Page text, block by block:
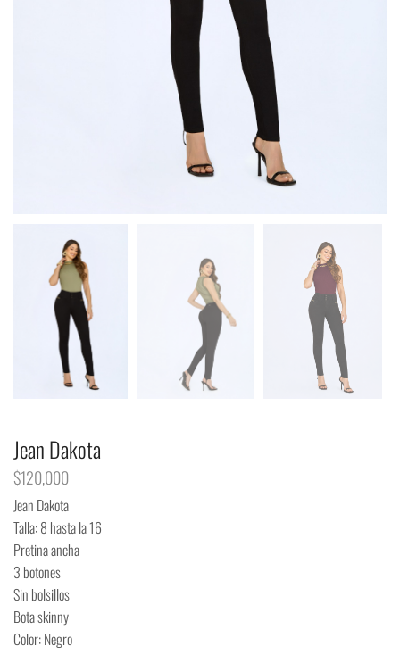
Jean Dakota
$120,000
Jean Dakota
Talla: 8 hasta la 16
Pretina ancha
3 botones
Sin bolsillos
Bota skinny
Color: Negro